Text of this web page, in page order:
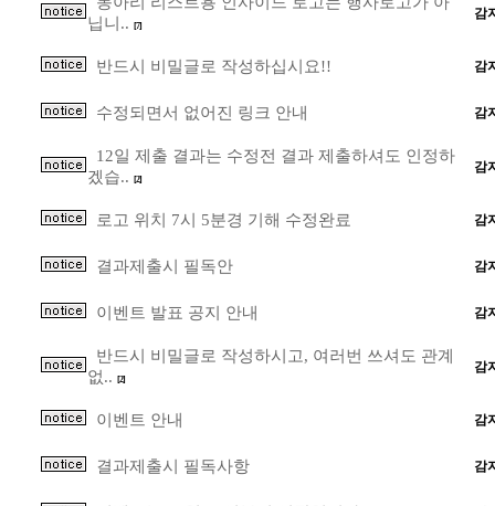
닙니..
[7]
감
반드시 비밀글로 작성하십시요!! 감
수정되면서 없어진 링크 안내 감
12일 제출 결과는 수정전 결과 제출하셔도 인정하
겠습..
[2]
감
로고 위치 7시 5분경 기해 수정완료 감
결과제출시 필독안 감
이벤트 발표 공지 안내 감
반드시 비밀글로 작성하시고, 여러번 쓰셔도 관계
없..
[2]
감
이벤트 안내 감
결과제출시 필독사항 감